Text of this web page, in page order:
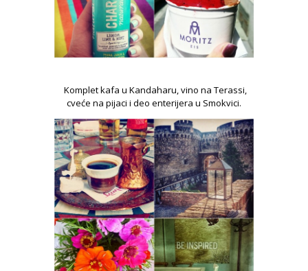
Komplet kafa u Kandaharu, vino na Terassi,
cveće na pijaci i deo enterijera u Smokvici.